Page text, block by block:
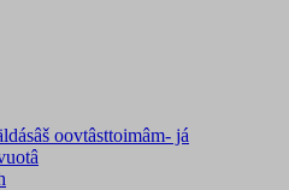
oovtâsttoimâm- já